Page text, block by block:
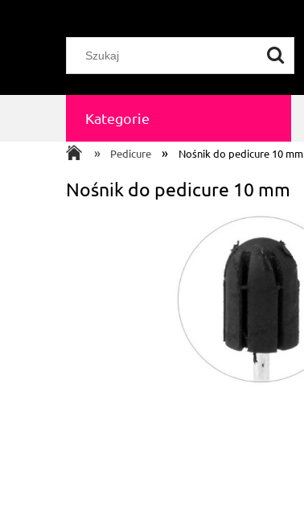
Kategorie
» Pedicure » Nośnik do pedicure 10 mm
Nośnik do pedicure 10 mm